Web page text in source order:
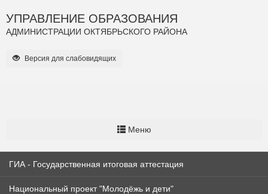
УПРАВЛЕНИЕ ОБРАЗОВАНИЯ
АДМИНИСТРАЦИИ ОКТЯБРЬСКОГО РАЙОНА
Версия для слабовидящих
Меню
ГИА - Государственная итоговая аттестация
Национальный проект "Молодёжь и дети"